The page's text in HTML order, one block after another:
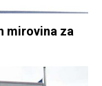
mirovina za